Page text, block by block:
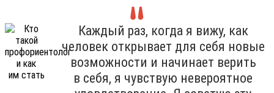
Каждый раз, когда я вижу, как
человек открывает для себя новые
возможности и начинает верить
в себя, я чувствую невероятное